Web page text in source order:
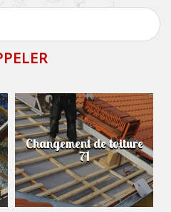
Changement de toiture
71